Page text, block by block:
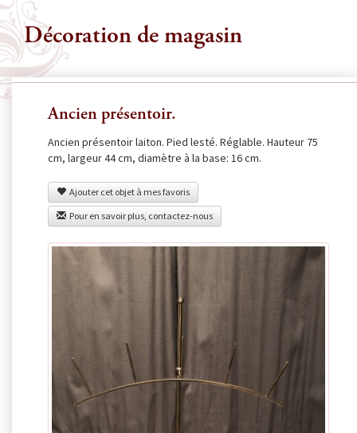
Décoration de magasin
Ancien présentoir.
Ancien présentoir laiton. Pied lesté. Réglable. Hauteur 75
cm, largeur 44 cm, diamètre à la base: 16 cm.
Ajouter cet objet à mes favoris
Pour en savoir plus, contactez-nous